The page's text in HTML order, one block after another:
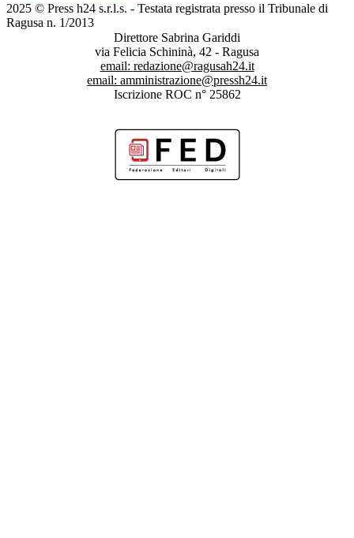
2025 © Press h24 s.r.l.s. - Testata registrata presso il Tribunale di
Ragusa n. 1/2013
Direttore Sabrina Gariddi
via Felicia Schininà, 42 - Ragusa
email: redazione@ragusah24.it
email: amministrazione@pressh24.it
Iscrizione ROC n° 25862